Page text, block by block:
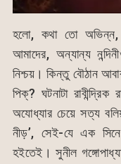
হলো, কথা তো অভিন্ন,
আমাদের, অন্যান্য
নিশ্চয়। কিন্তু বৌঠান
পিক্? ঘটনাটা
অযোধ্যার চেয়ে সত্য
নীড়’, সেই-যে এক
হইতেই। সুনীল